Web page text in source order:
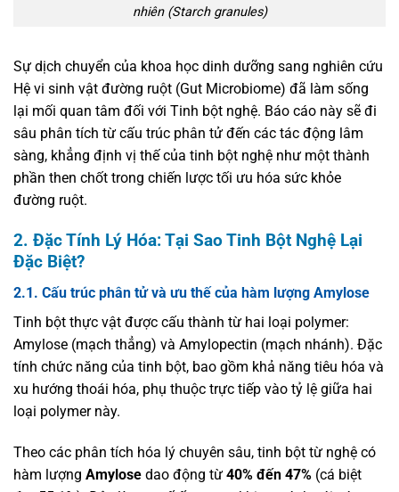
nhiên (Starch granules)
Sự dịch chuyển của khoa học dinh dưỡng sang nghiên cứu
Hệ vi sinh vật đường ruột (Gut Microbiome) đã làm sống
lại mối quan tâm đối với Tinh bột nghệ. Báo cáo này sẽ đi
sâu phân tích từ cấu trúc phân tử đến các tác động lâm
sàng, khẳng định vị thế của tinh bột nghệ như một thành
phần then chốt trong chiến lược tối ưu hóa sức khỏe
đường ruột.
2. Đặc Tính Lý Hóa: Tại Sao Tinh Bột Nghệ Lại
Đặc Biệt?
2.1. Cấu trúc phân tử và ưu thế của hàm lượng Amylose
Tinh bột thực vật được cấu thành từ hai loại polymer:
Amylose (mạch thẳng) và Amylopectin (mạch nhánh). Đặc
tính chức năng của tinh bột, bao gồm khả năng tiêu hóa và
xu hướng thoái hóa, phụ thuộc trực tiếp vào tỷ lệ giữa hai
loại polymer này.
Theo các phân tích hóa lý chuyên sâu, tinh bột từ nghệ có
hàm lượng Amylose dao động từ 40% đến 47% (cá biệt